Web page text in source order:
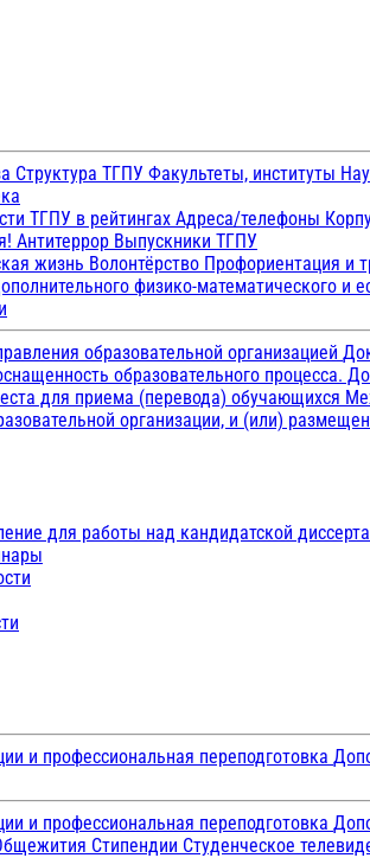
Структура ТГПУ Факультеты, институты
ТГПУ в рейтингах Адреса/телефоны
Антитеррор Выпускники ТГПУ
жизнь Волонтёрство Профориентация и
физико-математического и
образовательной организацией
образовательного процесса.
для приема (перевода) обучающихся
организации, и (или)
для работы над кандидатской
и профессиональная переподготовка
и профессиональная переподготовка
Стипендии Студенческое